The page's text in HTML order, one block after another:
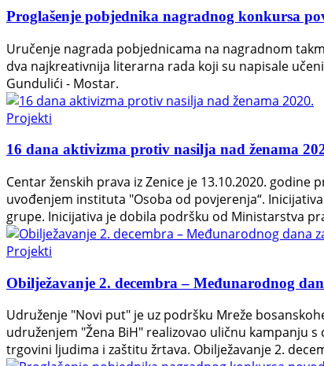
Proglašenje pobjednika nagradnog konkursa
Uručenje nagrada pobjednicama na nagradnom
dva najkreativnija literarna rada koji su napisale
Gundulići - Mostar.
Projekti
16 dana aktivizma protiv nasilja nad ženama
Centar ženskih prava iz Zenice je 13.10.2020.
uvođenjem instituta "Osoba od povjerenja“.
grupe. Inicijativa je dobila podršku od Ministarstva
Projekti
Obilježavanje 2. decembra – Međunarodnog
Udruženje "Novi put" je uz podršku Mreže
udruženjem "Žena BiH" realizovao uličnu kampanju
trgovini ljudima i zaštitu žrtava. Obilježavanje 2.